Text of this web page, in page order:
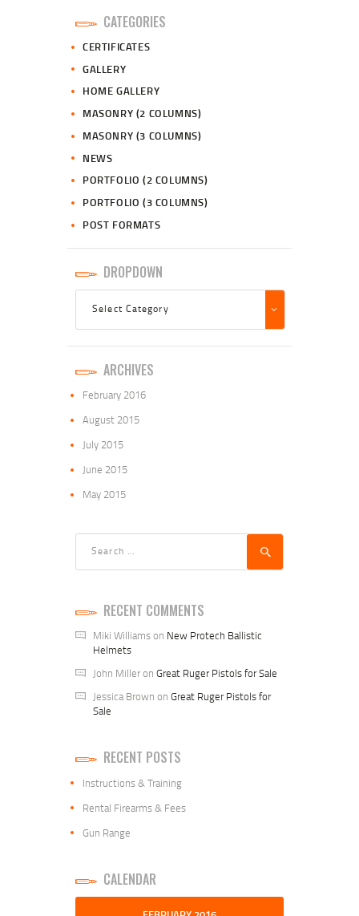
CATEGORIES
CERTIFICATES
GALLERY
HOME GALLERY
MASONRY (2 COLUMNS)
MASONRY (3 COLUMNS)
NEWS
PORTFOLIO (2 COLUMNS)
PORTFOLIO (3 COLUMNS)
POST FORMATS
DROPDOWN
ARCHIVES
February 2016
August 2015
July 2015
June 2015
May 2015
RECENT COMMENTS
Miki Williamson New Protech Ballistic
Helmets
John MilleronGreat Ruger Pistols for Sale
Jessica Brown onGreat Ruger Pistols for
Sale
RECENT POSTS
Instructions & Training
Rental Firearms & Fees
Gun Range
CALENDAR